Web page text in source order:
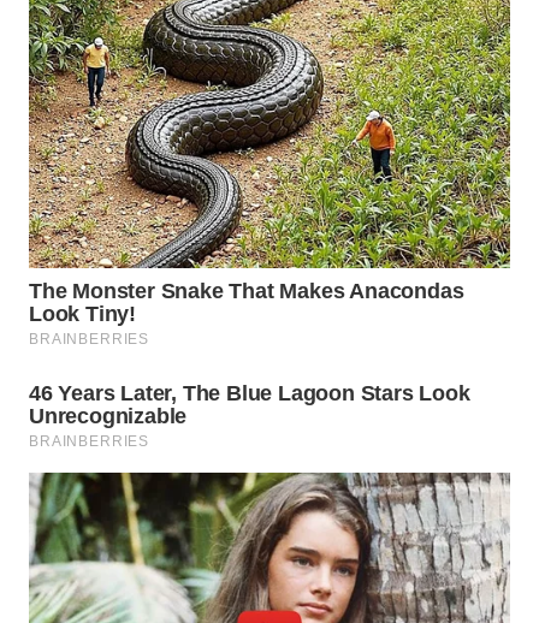
CIREBON
WN
INDRAMAYU
WN
KUNINGAN
WN
MAJALENGKA
WN
WN
WN
PURWAKARTA
WN